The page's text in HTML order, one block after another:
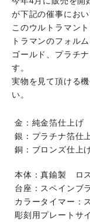
が下記の催事にお
このウルトラマン
トラマンのフォル
ゴールド、プラチ
す。
実物を見て頂ける
い。
金：純金箔仕上げ
銀：プラチナ箔仕
銅：ブロンズ仕上
本体：真鍮製 ロ
台座：スペインブ
カラータイマー：
彫刻用プレートサ